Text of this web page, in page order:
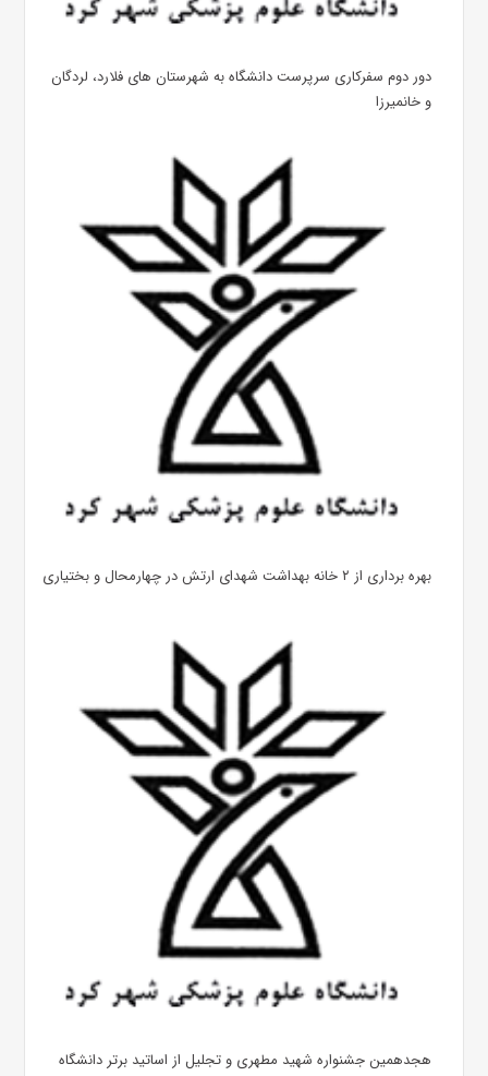
دور دوم سفرکاری سرپرست دانشگاه به شهرستان های فلارد، لردگان
و خانمیرزا
بهره ‌برداری از ۲ خانه بهداشت شهدای ارتش در چهارمحال و بختیاری
هجدهمین جشنواره شهید مطهری و تجلیل از اساتید برتر دانشگاه